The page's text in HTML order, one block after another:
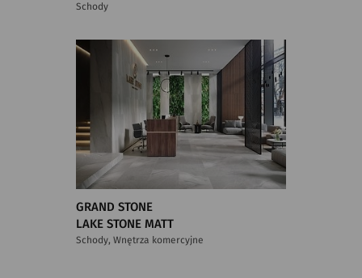
Schody
GRAND STONE
LAKE STONE MATT
Schody, Wnętrza komercyjne